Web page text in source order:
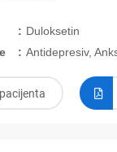
Duloksetin
Antidepresiv,